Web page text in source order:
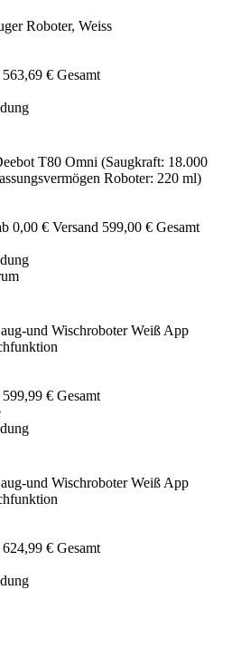
Roboter, Weiss
563,69 € Gesamt
T80 Omni (Saugkraft: 18.000
Roboter: 220 ml)
0,00 € Versand 599,00 € Gesamt
und Wischroboter Weiß App
599,99 € Gesamt
und Wischroboter Weiß App
624,99 € Gesamt